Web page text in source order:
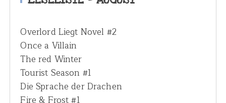
f
r
:
Overlord Liegt Novel #2
Once a Villain
The red Winter
Tourist Season #1
Die Sprache der Drachen